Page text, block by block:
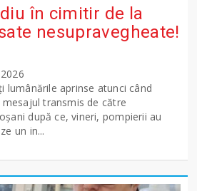
în cimitir de la
nesupravegheate!
lumânările aprinse atunci când
transmis de către
după ce, vineri, pompierii au
un in...